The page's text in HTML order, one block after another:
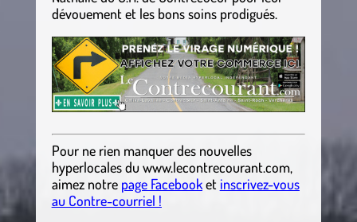
dévouement et les bons soins prodigués.
Pour ne rien manquer des nouvelles
hyperlocalesdu www.lecontrecourant.com,
aimez notre page Facebooket inscrivez-vous
au Contre-courriel !